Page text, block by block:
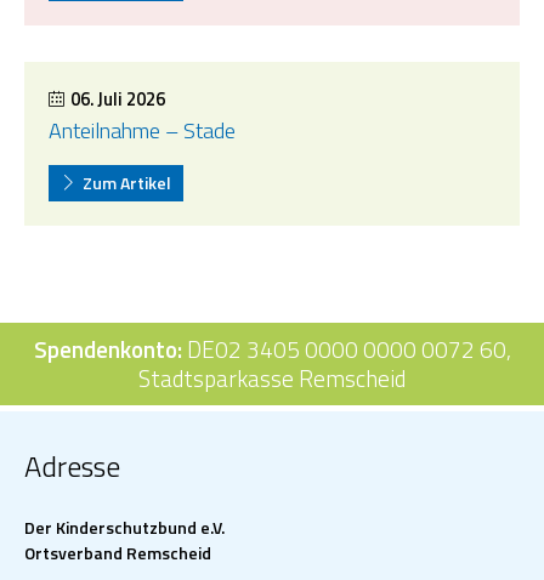
06. Juli 2026
Anteilnahme – Stade
Zum Artikel
Spendenkonto: DE02 3405 0000 0000 0072 60,
Stadtsparkasse Remscheid
Adresse
Der Kinderschutzbund e.V.
Ortsverband Remscheid